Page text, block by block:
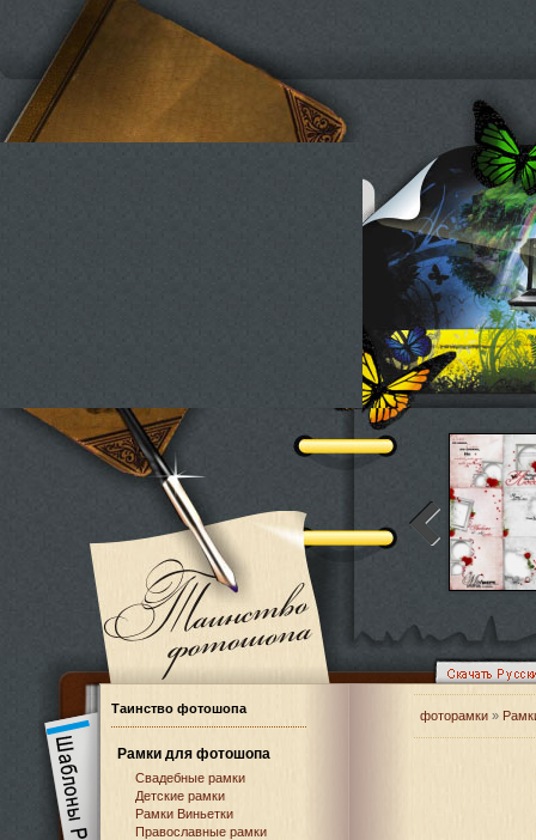
Таинство фотошопа
Рамки для фотошопа
Свадебные рамки
Детские рамки
Рамки Виньетки
Православные рамки
фоторамки »